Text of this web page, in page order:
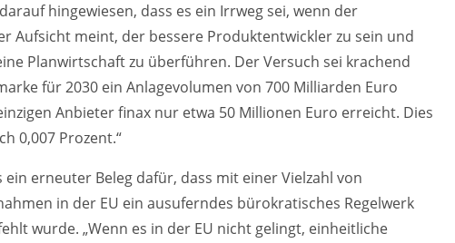
hingewiesen, dass es ein Irrweg sei, wenn der
Aufsicht meint, der bessere Produktentwickler zu sein und
Planwirtschaft zu überführen. Der Versuch sei krachend
für 2030 ein Anlagevolumen von 700 Milliarden Euro
Anbieter finax nur etwa 50 Millionen Euro erreicht. Dies
0,007 Prozent.“
erneuter Beleg dafür, dass mit einer Vielzahl von
in der EU ein ausuferndes bürokratisches Regelwerk
wurde. „Wenn es in der EU nicht gelingt, einheitliche